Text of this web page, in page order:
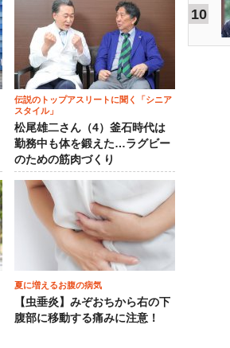
伝説のトップアスリートに聞く「シニア
スタイル」
松尾雄二さん（4）釜石時代は
勤務中も体を鍛えた…ラグビー
のための筋肉づくり
夏に増えるお腹の病気
【虫垂炎】みぞおちから右の下
腹部に移動する痛みに注意！
10